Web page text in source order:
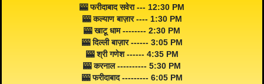
🎰 फरीदाबाद सवेरा --- 12:30 PM
🎰 कल्याण बाज़ार ---- 1:30 PM
🎰 खाटू धाम -------- 2:30 PM
🎰 दिल्ली बाज़ार ------ 3:05 PM
🎰 श्री गणेश ------ 4:35 PM
🎰 करनाल ---------- 5:30 PM
🎰 फरीदाबाद --------- 6:05 PM